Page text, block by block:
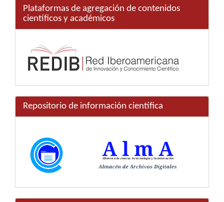
Plataformas de agregación de contenidos
científicos y académicos
Repositorio de información científica